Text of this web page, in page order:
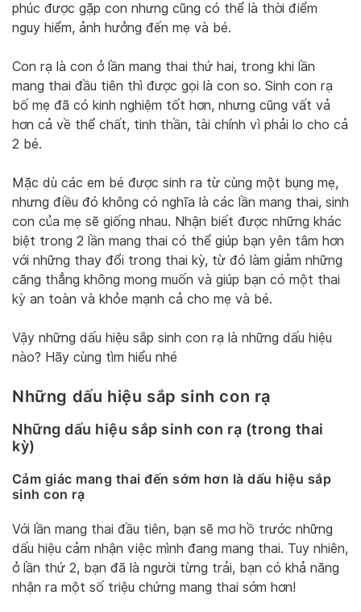
phúc được gặp con nhưng cũng có thể là thời điểm
nguy hiểm, ảnh hưởng đến mẹ và bé.
Con rạ là con ở lần mang thai thứ hai, trong khi lần
mang thai đầu tiên thì được gọi là con so. Sinh con rạ
bố mẹ đã có kinh nghiệm tốt hơn, nhưng cũng vất vả
hơn cả về thể chất, tinh thần, tài chính vì phải lo cho cả
2 bé.
Mặc dù các em bé được sinh ra từ cùng một bụng mẹ,
nhưng điều đó không có nghĩa là các lần mang thai, sinh
con của mẹ sẽ giống nhau. Nhận biết được những khác
biệt trong 2 lần mang thai có thể giúp bạn yên tâm hơn
với những thay đổi trong thai kỳ, từ đó làm giảm những
căng thẳng không mong muốn và giúp bạn có một thai
kỳ an toàn và khỏe mạnh cả cho mẹ và bé.
Vậy những dấu hiệu sắp sinh con rạ là những dấu hiệu
nào? Hãy cùng tìm hiểu nhé
Những dấu hiệu sắp sinh con rạ
Những dấu hiệu sắp sinh con rạ (trong thai
kỳ)
Cảm giác mang thai đến sớm hơn là dấu hiệu sắp
sinh con rạ
Với lần mang thai đầu tiên, bạn sẽ mơ hồ trước những
dấu hiệu cảm nhận việc mình đang mang thai. Tuy nhiên,
ở lần thứ 2, bạn đã là người từng trải, bạn có khả năng
nhận ra một số triệu chứng mang thai sớm hơn!